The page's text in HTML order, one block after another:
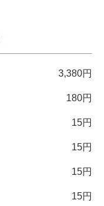
3,380円
180円
15円
15円
15円
15円